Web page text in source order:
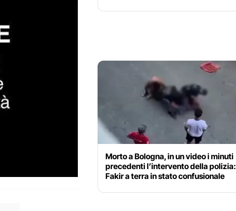
Morto a Bologna, in un video i minuti
precedenti l’intervento della polizia:
Fakir a terra in stato confusionale